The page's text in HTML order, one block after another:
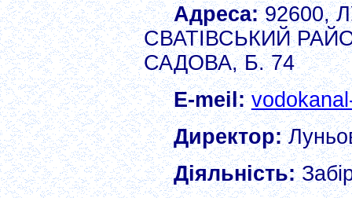
Адреса:92600,
СВАТІВСЬКИЙ
САДОВА, Б. 74
E-meil:
Директор:
Діяльність: